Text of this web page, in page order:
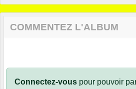
COMMENTEZ L'ALBUM
Connectez-vous pour pouvoir